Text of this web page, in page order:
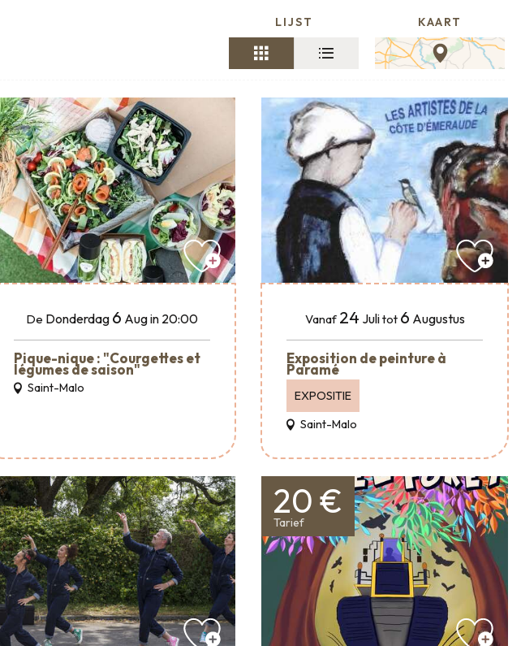
LIJST KAART
De Donderdag 6 Augin 20:00
Pique-nique : "Courgettes et
légumes de saison"
Saint-Malo
Vanaf 24 Julitot 6 Augustus
Exposition de peinture à
Paramé
EXPOSITIE
Saint-Malo
20 €
Tarief